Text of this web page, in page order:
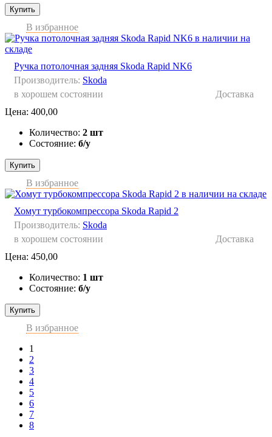
Купить
В избранное
Ручка потолочная задняя Skoda Rapid NK6
Производитель: Skoda
в хорошем состоянии
Доставка
Цена: 400,00
Количество: 2 шт
Состояние: б/у
Купить
В избранное
Хомут турбокомпрессора Skoda Rapid 2
Производитель: Skoda
в хорошем состоянии
Доставка
Цена: 450,00
Количество: 1 шт
Состояние: б/у
Купить
В избранное
1
2
3
4
5
6
7
8